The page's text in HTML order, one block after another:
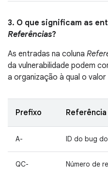
3. O que significam as
Referências?
As entradas na coluna
da vulnerabilidade podem
a organização à qual o
Prefixo Referência
A- ID do bug
QC- Número de